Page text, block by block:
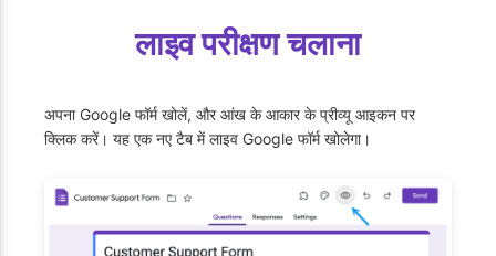
लाइव परीक्षण चलाना
अपना Google फॉर्म खोलें, और आंख के आकार के प्रीव्यू आइकन पर
क्लिक करें। यह एक नए टैब में लाइव Google फॉर्म खोलेगा।